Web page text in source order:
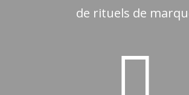
de rituels de